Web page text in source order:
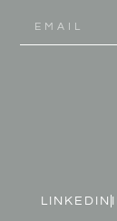
LINKEDIN